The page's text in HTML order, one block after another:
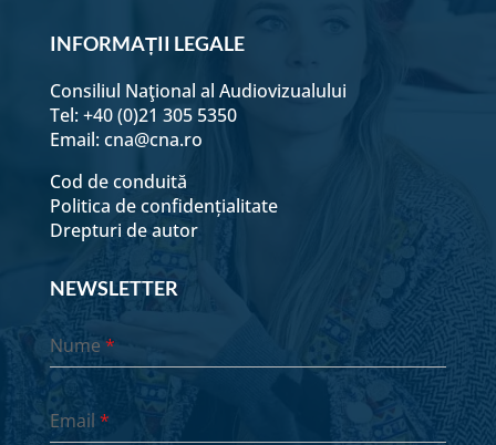
INFORMAȚII LEGALE
Consiliul Naţional al Audiovizualului
Tel: +40 (0)21 305 5350
Email: cna@cna.ro
Cod de conduită
Politica de confidențialitate
Drepturi de autor
NEWSLETTER
Nume*
Email *